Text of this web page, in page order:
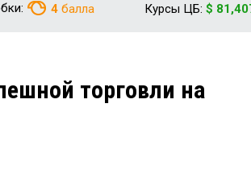
4 балла Курсы ЦБ: $
торговли на